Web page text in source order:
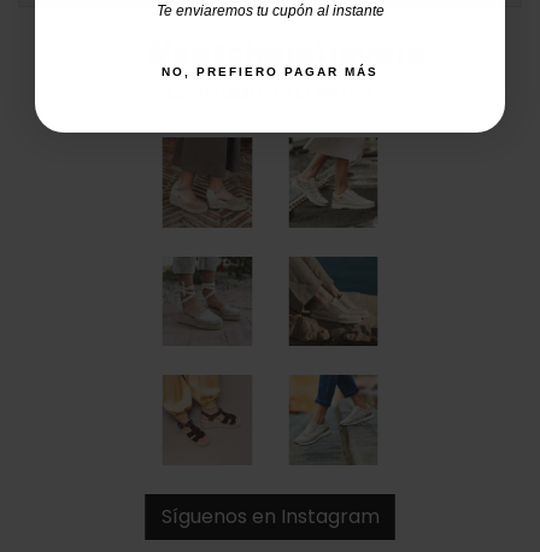
#catchalotlovers
Síguenos en Instagram
Te enviaremos tu cupón al instante
NO, PREFIERO PAGAR MÁS